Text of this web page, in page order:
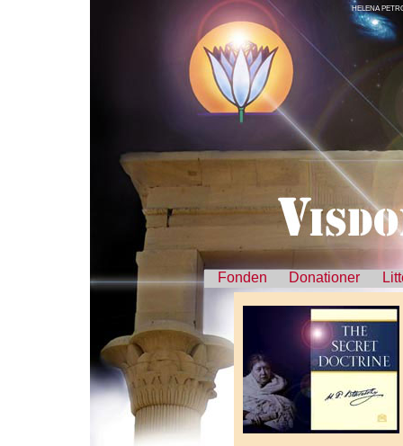
HELENA
Fonden Donationer